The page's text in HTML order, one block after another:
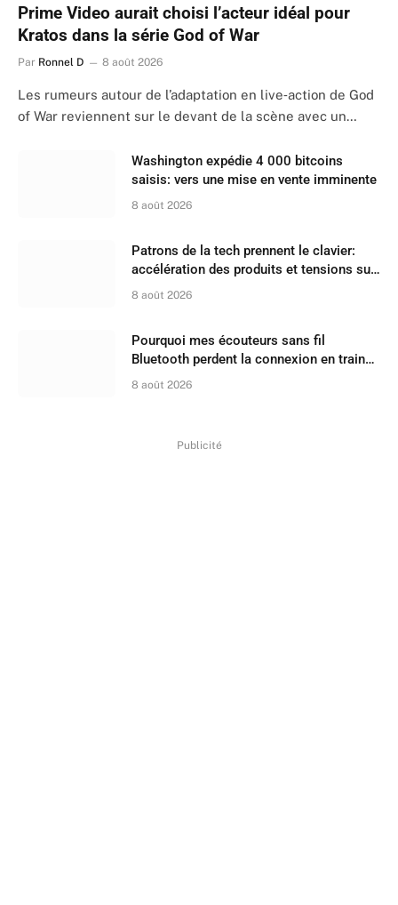
Prime Video aurait choisi l’acteur idéal pour
Kratos dans la série God of War
Par Ronnel D 8 août 2026
Les rumeurs autour de l’adaptation en live‑action de God
of War reviennent sur le devant de la scène avec un…
Washington expédie 4 000 bitcoins
saisis: vers une mise en vente imminente
8 août 2026
Patrons de la tech prennent le clavier:
accélération des produits et tensions sur
les recrutements
8 août 2026
Pourquoi mes écouteurs sans fil
Bluetooth perdent la connexion en train
ou à la plage ?
8 août 2026
Publicité